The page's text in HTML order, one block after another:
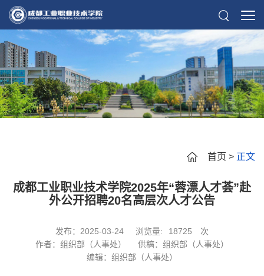
首页 > 正文
成都工业职业技术学院2025年“蓉漂人才荟”赴
外公开招聘20名高层次人才公告
发布：2025-03-24 浏览量: 18725
次
作者：组织部（人事处）
供稿：组织部（人事处）
编辑：组织部（人事处）